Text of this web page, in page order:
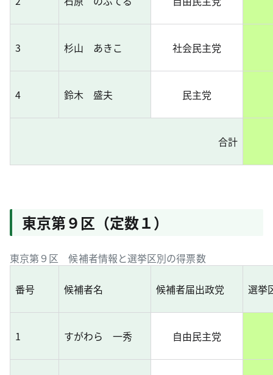
3 杉山 あきこ 社会民主党
4 鈴木 盛夫 民主党
合計
東京第９区（定数１）
東京第９区 候補者情報と選挙区別の得票数
番号 候補者名 候補者届出政党 選挙
1 すがわら 一秀 自由民主党